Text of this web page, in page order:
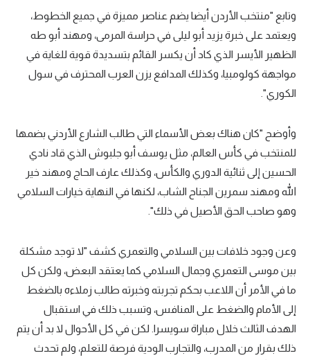
وتابع "منتخب الأردن أيضا يضم عناصر مميزة في جميع الخطوط،
ويعتمد على خبرة يزيد أبو ليلى في حراسة المرمى، ومهند أبو طه
الظهير الأيسر الذي كاد أن يكسر القائم بتسديدة قوية للغاية في
مواجهة كولومبيا، وكذلك المدافع يزن العرب المحترف في سول
الكوري".
وأوضح "كان هناك بعض الأسماء التي طالب الشارع الأردني بضمها
للمنتخب في كأس العالم، مثل يوسف أبو جلبوش الذي قاد نادي
الحسين إلى ثنائية الدوري والكأس، وكذلك عارف الحاج ومهند خير
الله ومهند سمرين الجناح الشاب، لكنها في النهاية خيارات السلامي
وهو صاحب الحق الأصيل في ذلك".
وعن وجود خلافات بين السلامي والتعمري كشف "لا توجد مشكلة
بين موسى التعمري وجمال السلامي كما يعتقد البعض، ولكن كل
ما في الأمر أن اللاعب بحكم تجربته وخبرته طالب زملاءه بالضغط
إلى الأمام والضغط على المنافس، وتسبب ذلك في استقبال
الهدف الثالث خلال مباراة سويسرا. لكن في كل الأحوال لا بد أن يتم
ذلك بقرار من المدرب، والتجارب الودية فرصة للتعلم، ولم تحدث